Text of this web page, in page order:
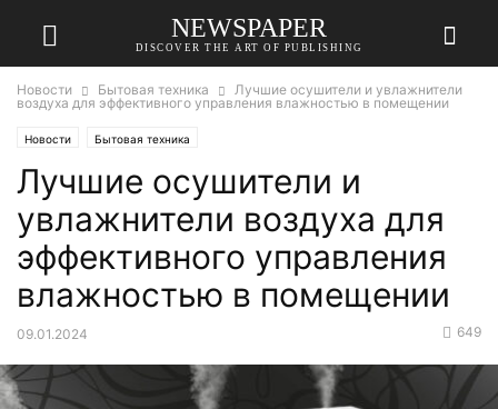
NEWSPAPER
DISCOVER THE ART OF PUBLISHING
Новости Бытовая техника
Лучшие осушители и увлажнители
воздуха для эффективного управления влажностью в помещении
Новости Бытовая техника
Лучшие осушители и
увлажнители воздуха для
эффективного управления
влажностью в помещении
09.01.2024 649